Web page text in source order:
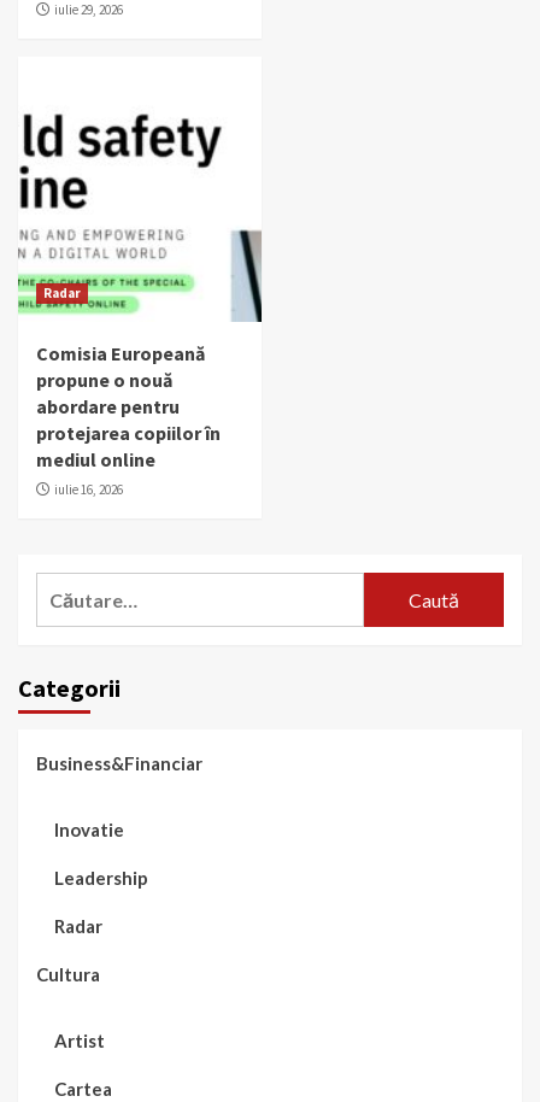
iulie 29, 2026
Radar
Comisia Europeană
propune o nouă
abordare pentru
protejarea copiilor în
mediul online
iulie 16, 2026
Categorii
Business&Financiar
Inovatie
Leadership
Radar
Cultura
Artist
Cartea